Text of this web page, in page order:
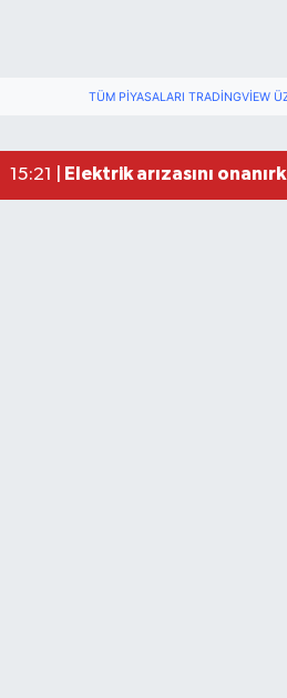
TÜM PIYASALARI TRADINGVIEW
15:21 | Elektrik arızasını